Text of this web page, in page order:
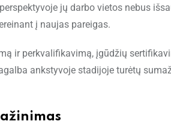
jų darbo vietos nebus
į naujas pareigas.
ir perkvalifikavimą, įgūdžių
ankstyvoje stadijoje turėtų